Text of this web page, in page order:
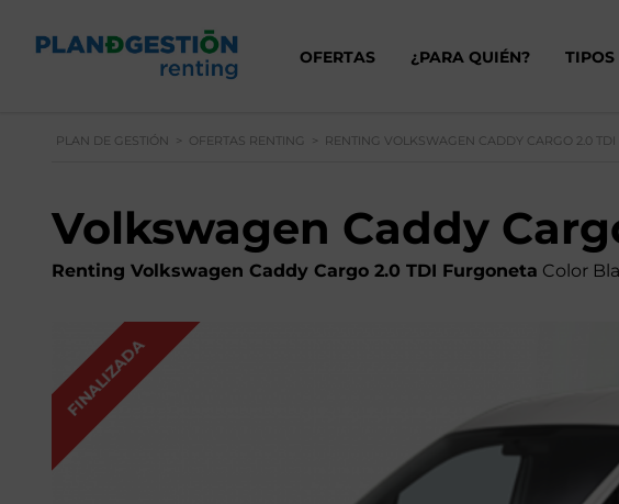
OFERTAS ¿PARA QUIÉN? TIPOS
PLAN DE GESTIÓN > OFERTAS RENTING > RENTING VOLKSWAGEN CADDY CARGO 2.0 TDI
Volkswagen Caddy
Renting Volkswagen Caddy Cargo 2.0 TDI Furgoneta Color
FINALIZADA